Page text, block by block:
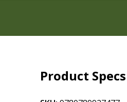
Product Specs